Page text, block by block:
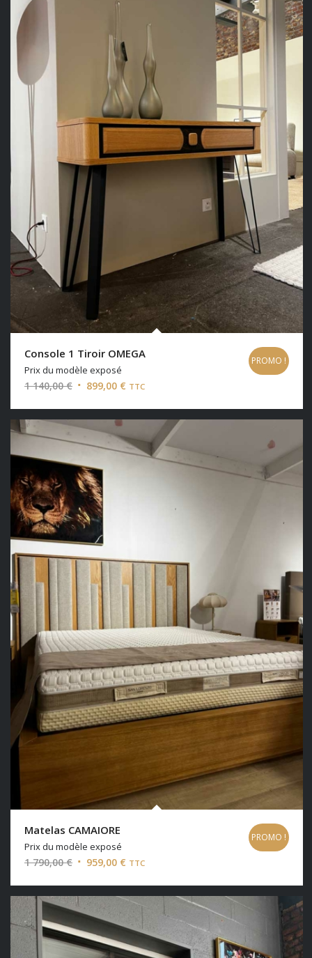
Console 1 Tiroir OMEGA
Prix du modèle exposé
1 140,00€ Le
initial
était :
140,00 €.
899,00 € Le
actuel
est :
899,00 €.
TTC
PROMO !
Matelas CAMAIORE
Prix du modèle exposé
1 790,00€ Le
initial
était :
1
790,00 €.
959,00 € Le
actuel
959,00 €.
TTC
PROMO !